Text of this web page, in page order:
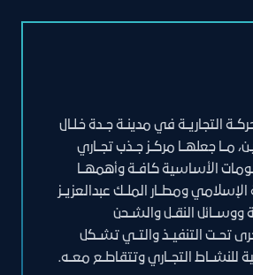
التجاريــة في مدينــة جــدة خـلـال
مــا جعلهــا مركــز جــذب تجــاري
الأساسية كافــة وأهمهــا
الإسلامي ومطــار الملــك عبدالعزيــز
النقــل والشــحن
تحــت التنفيــذ والتــي تشــكل
للنشــاط التجــاري وتتقاطــع معــه.